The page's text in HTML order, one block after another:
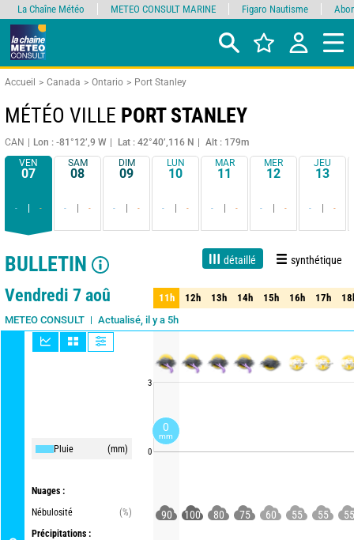
Accueil Canada Ontario Port Stanley
MÉTÉO VILLE PORT STANLEY
CAN Lon : -81°12’,9 W Lat : 42°40’,116 N
Alt : 179m
VEN
07
- -
SAM
08
- -
DIM
09
- -
LUN
10
- -
MAR
11
- -
MER
12
- -
JEU
13
- -
BULLETIN détaillé synthétique
1 jour 3 jours 7 jours 15 jours Fiabilité 90%
Vendredi 7 aoû
METEO CONSULT Actualisé, il y a 5h
Pluie (mm)
Nuages :
Nébulosité
(%)
Précipitations :
3
0
11h 12h 13h 14h 15h 16h 17h
11h 12h 13h 14h 15h 16h 17h
90 100 80 75 60 55 55 55
La Chaîne Météo METEO CONSULT MARINE Figaro Nautisme
0
mm